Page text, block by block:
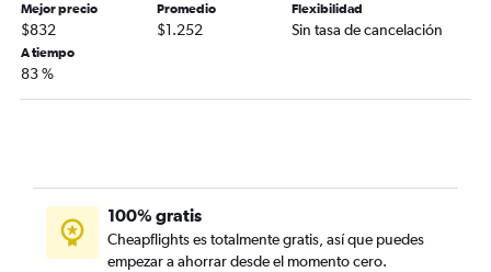
Mejor precio
$832
Promedio
$1.252
Flexibilidad
Sin tasa de cancelación
A tiempo
83 %
100% gratis
Cheapflights es totalmente gratis, así que puedes
empezar a ahorrar desde el momento cero.